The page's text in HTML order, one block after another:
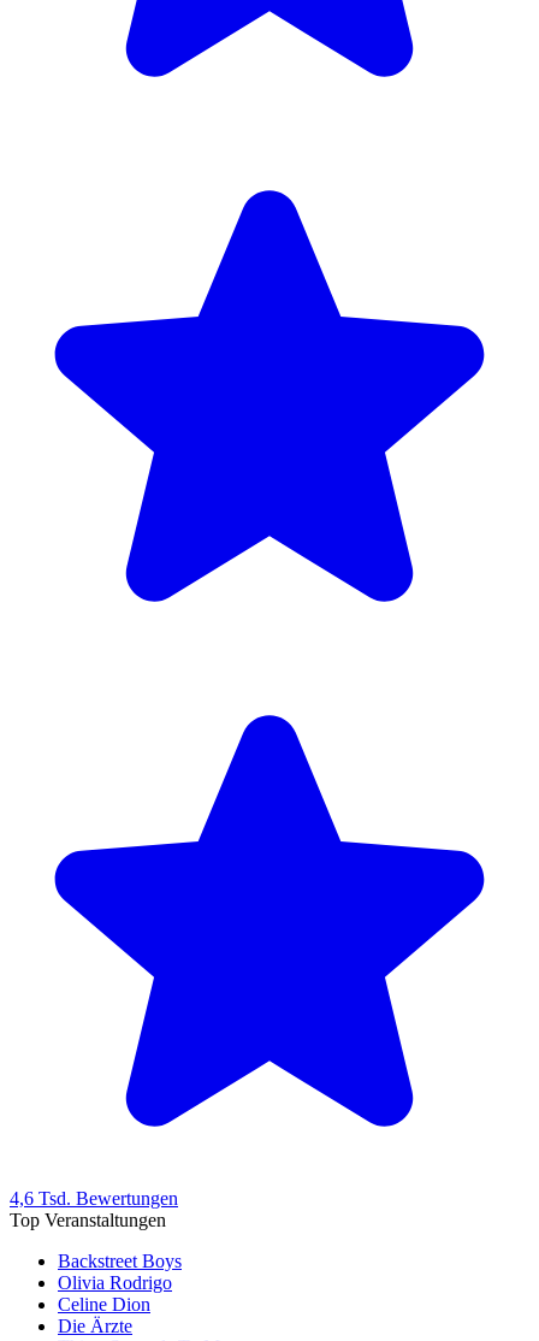
4,6 Tsd. Bewertungen
Top Veranstaltungen
Backstreet Boys
Olivia Rodrigo
Celine Dion
Die Ärzte